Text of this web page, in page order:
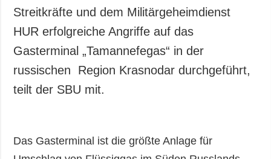
Streitkräfte und dem Militärgeheimdienst
HUR erfolgreiche Angriffe auf das
Gasterminal „Tamannefegas“ in der
russischen Region Krasnodar durchgeführt,
teilt der SBU mit.
Das Gasterminal ist die größte Anlage für